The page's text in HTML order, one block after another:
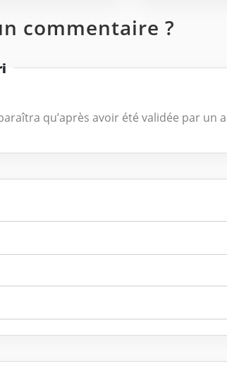
commentaire ?
qu’après avoir été validée par un